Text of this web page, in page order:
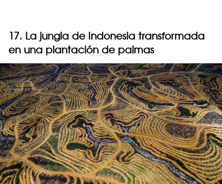
17. La jungla de Indonesia transformada
en una plantación de palmas